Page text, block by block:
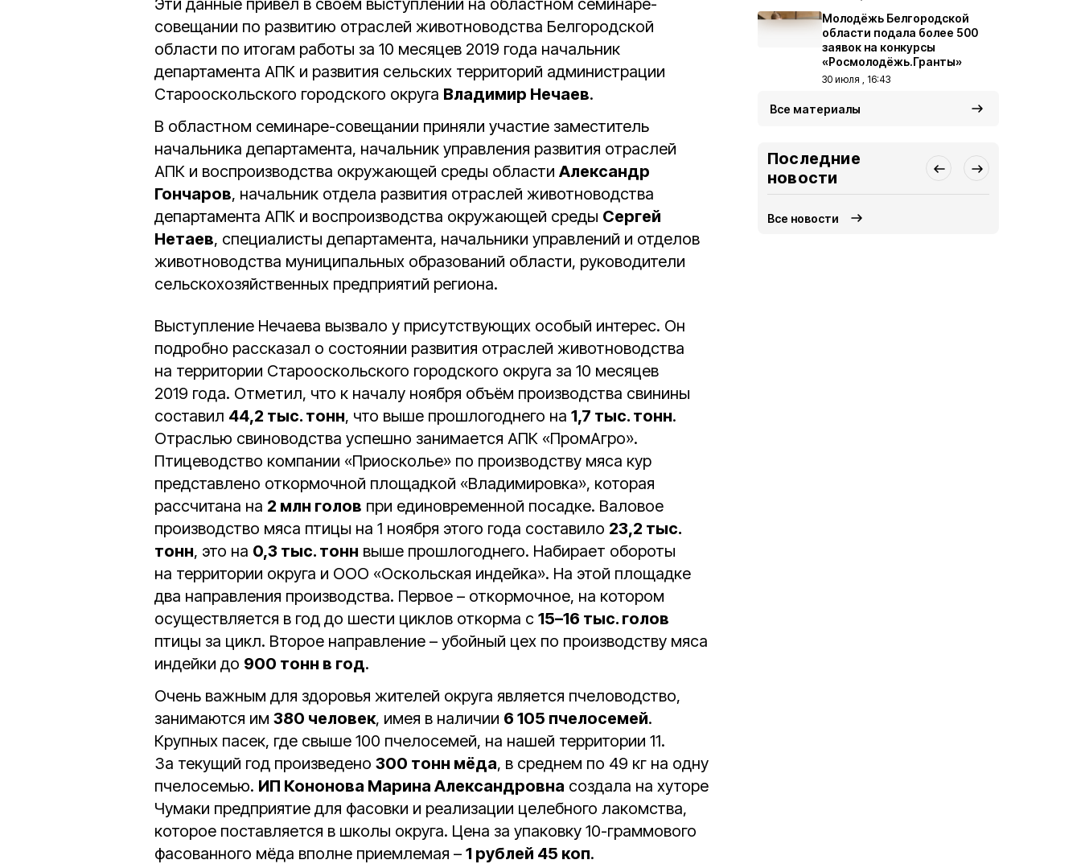
Эти данные привёл в своём выступлении на областном семинаре-
совещании по развитию отраслей животноводства Белгородской
области по итогам работы за 10 месяцев 2019 года начальник
департамента АПК и развития сельских территорий администрации
Старооскольского городского округа Владимир Нечаев.
В областном семинаре-совещании приняли участие заместитель
начальника департамента, начальник управления развития отраслей
АПК и воспроизводства окружающей среды области Александр
Гончаров, начальник отдела развития отраслей животноводства
департамента АПК и воспроизводства окружающей среды Сергей
Нетаев, специалисты департамента, начальники управлений и отделов
животноводства муниципальных образований области, руководители
сельскохозяйственных предприятий региона.
Выступление Нечаева вызвало у присутствующих особый интерес. Он
подробно рассказал о состоянии развития отраслей животноводства
на территории Старооскольского городского округа за 10 месяцев
2019 года. Отметил, что к началу ноября объём производства свинины
составил 44,2 тыс. тонн, что выше прошлогоднего на 1,7 тыс. тонн.
Отраслью свиноводства успешно занимается АПК «ПромАгро».
Птицеводство компании «Приосколье» по производству мяса кур
представлено откормочной площадкой «Владимировка», которая
рассчитана на 2 млн голов при единовременной посадке. Валовое
производство мяса птицы на 1 ноября этого года составило 23,2 тыс.
тонн, это на 0,3 тыс. тонн выше прошлогоднего. Набирает обороты
на территории округа и ООО «Оскольская индейка». На этой площадке
два направления производства. Первое – откормочное, на котором
осуществляется в год до шести циклов откорма с 15–16 тыс. голов
птицы за цикл. Второе направление – убойный цех по производству мяса
индейки до 900 тонн в год.
Очень важным для здоровья жителей округа является пчеловодство,
занимаются им 380 человек, имея в наличии 6 105 пчелосемей.
Крупных пасек, где свыше 100 пчелосемей, на нашей территории 11.
За текущий год произведено 300 тонн мёда, в среднем по 49 кг на одну
пчелосемью. ИП Кононова Марина Александровна создала на хуторе
Чумаки предприятие для фасовки и реализации целебного лакомства,
которое поставляется в школы округа. Цена за упаковку 10-граммового
фасованного мёда вполне приемлемая – 1 рублей 45 коп.
Молодёжь Белгородской
области подала более 500
заявок на конкурсы
«Росмолодёжь.Гранты»
30 июля , 16:43
Все материалы
Последние
новости
Все новости